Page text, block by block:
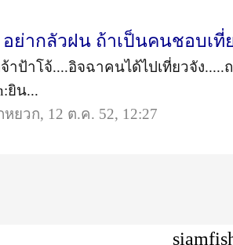
อย่ากลัวฝน ถ้าเป็นคนชอบเ
าป้าโจ้....อิจฉาคนได้ไปเที่ยวจัง.....
ยิน...
ยวก, 12 ต.ค. 52, 12:27